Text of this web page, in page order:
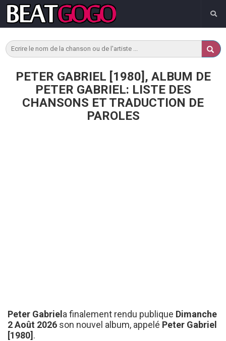
PETER GABRIEL [1980], ALBUM DE
PETER GABRIEL: LISTE DES
CHANSONS ET TRADUCTION DE
PAROLES
Peter Gabriel a finalement rendu publique Dimanche
2 Août 2026 son nouvel album, appelé Peter Gabriel
[1980] .